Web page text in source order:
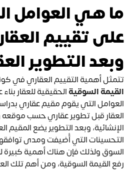
ما هي العوامل
على تقييم
وبعد التطوير
تتمثل أهمية التقييم العقاري في
القيمة السوقيةالحقيقية للعقار
العوامل التي يقوم مقيم عقاري
العقار قبل تطوير عقاري حسب موقعه
الإنشائية، وبعد التطوير يضع المقيم
التحسينات التي أُضيفت ومدى
السوق ولذلك فإن هناك أهمية كبيرة
رفع القيمة السوقية، ومن أهم تلك